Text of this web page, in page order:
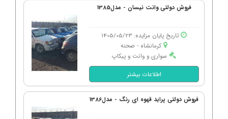
فروش دولتی وانت نیسان - مدل1385
تاریخ پایان مزایده: 1405/05/23
کرمانشاه - صحنه
سواری و وانت و پیکاپ
اطلاعات بیشتر
فروش دولتی پراید قهوه ای رنگ - مدل1386